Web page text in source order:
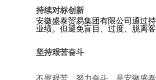
持续对标创新
安徽盛泰贸易集团有限公司通过
业绩。但避免盲目、过度、脱离客
坚持艰苦奋斗
不畏艰苦，努力奋斗，是安徽盛